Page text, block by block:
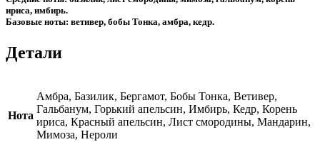
ириса, имбирь.
Базовые ноты: ветивер, бобы Тонка, амбра, кедр.
Детали
Нота
Амбра, Базилик, Бергамот, Бобы Тонка, Ветивер,
Гальбанум, Горький апельсин, Имбирь, Кедр, Корень
ириса, Красный апельсин, Лист смородины, Мандарин,
Мимоза, Нероли